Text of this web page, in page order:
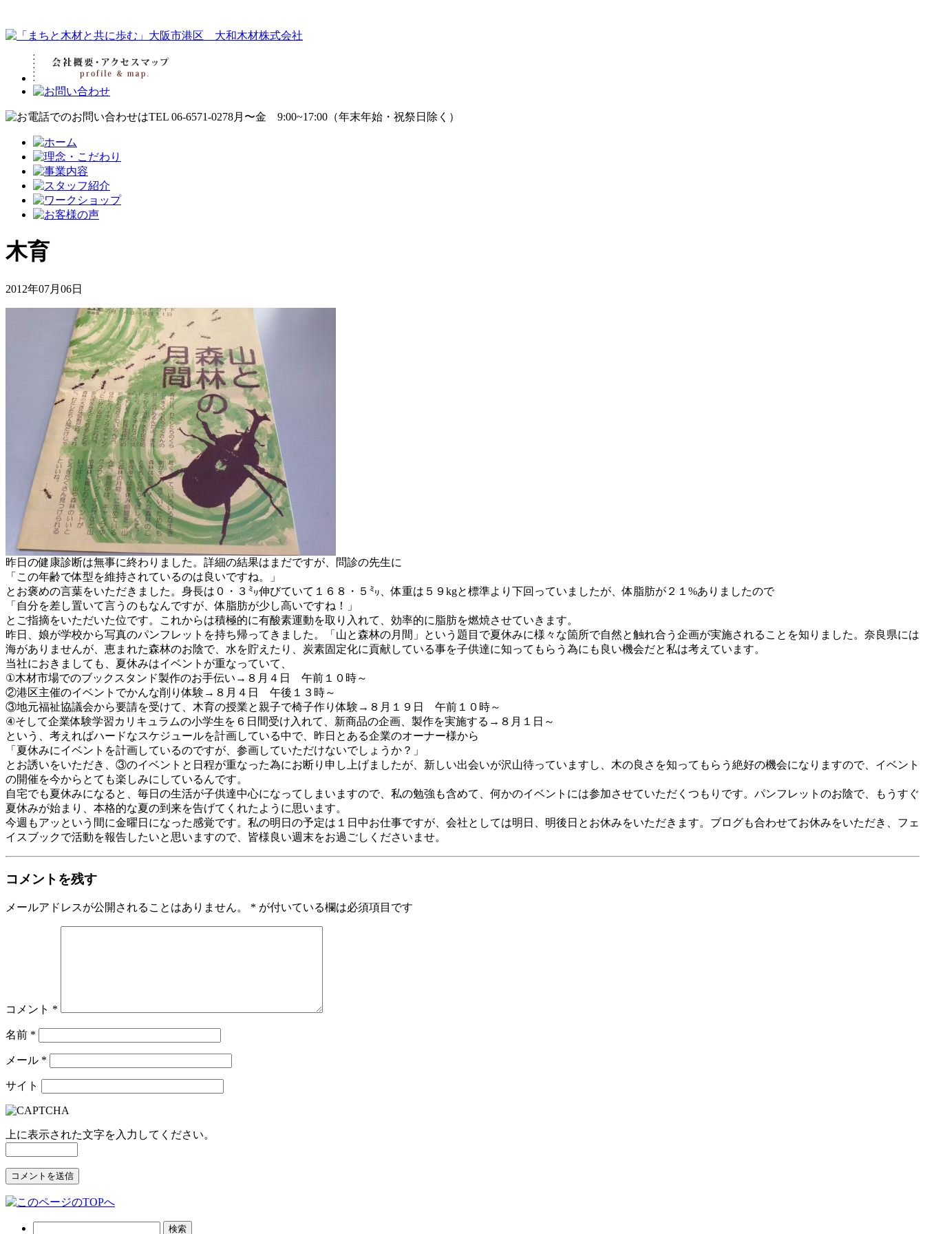
木育
2012年07月06日
昨日の健康診断は無事に終わりました。詳細の結果はまだですが、問診の先生に
「この年齢で体型を維持されているのは良いですね。」
とお褒めの言葉をいただきました。身長は０・３㍉伸びていて１６８・５㍉、体重は５９kgと標準より下回っていましたが、体脂肪が２１%ありましたので
「自分を差し置いて言うのもなんですが、体脂肪が少し高いですね！」
とご指摘をいただいた位です。これからは積極的に有酸素運動を取り入れて、効率的に脂肪を燃焼させていきます。
昨日、娘が学校から写真のパンフレットを持ち帰ってきました。「山と森林の月間」という題目で夏休みに様々な箇所で自然と触れ合う企画が実施されることを知りました。奈良県には
海がありませんが、恵まれた森林のお陰で、水を貯えたり、炭素固定化に貢献している事を子供達に知ってもらう為にも良い機会だと私は考えています。
当社におきましても、夏休みはイベントが重なっていて、
①木材市場でのブックスタンド製作のお手伝い→８月４日 午前１０時～
②港区主催のイベントでかんな削り体験→８月４日 午後１３時～
③地元福祉協議会から要請を受けて、木育の授業と親子で椅子作り体験→８月１９日 午前１０時～
④そして企業体験学習カリキュラムの小学生を６日間受け入れて、新商品の企画、製作を実施する→８月１日～
という、考えればハードなスケジュールを計画している中で、昨日とある企業のオーナー様から
「夏休みにイベントを計画しているのですが、参画していただけないでしょうか？」
とお誘いをいただき、③のイベントと日程が重なった為にお断り申し上げましたが、新しい出会いが沢山待っていますし、木の良さを知ってもらう絶好の機会になりますので、イベント
の開催を今からとても楽しみにしているんです。
自宅でも夏休みになると、毎日の生活が子供達中心になってしまいますので、私の勉強も含めて、何かのイベントには参加させていただくつもりです。パンフレットのお陰で、もうすぐ
夏休みが始まり、本格的な夏の到来を告げてくれたように思います。
今週もアッという間に金曜日になった感覚です。私の明日の予定は１日中お仕事ですが、会社としては明日、明後日とお休みをいただきます。ブログも合わせてお休みをいただき、フェ
イスブックで活動を報告したいと思いますので、皆様良い週末をお過ごしくださいませ。
コメントを残す
メールアドレスが公開されることはありません。 * が付いている欄は必須項目です
コメント *
名前 *
メール *
サイト
上に表示された文字を入力してください。